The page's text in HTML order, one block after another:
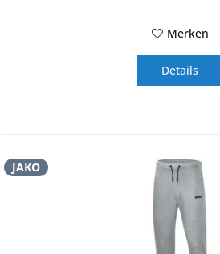
Merken
Details
JAKO